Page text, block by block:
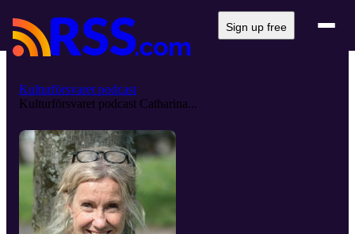
Sign up free
Kulturförsvaret podcast
Kulturförsvaret podcast Catharina...